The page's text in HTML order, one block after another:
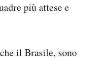
più attese e
il Brasile, sono